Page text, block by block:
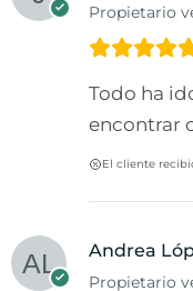
Propietario
Todo ha
encontrar
El cliente
Andrea
Propietario